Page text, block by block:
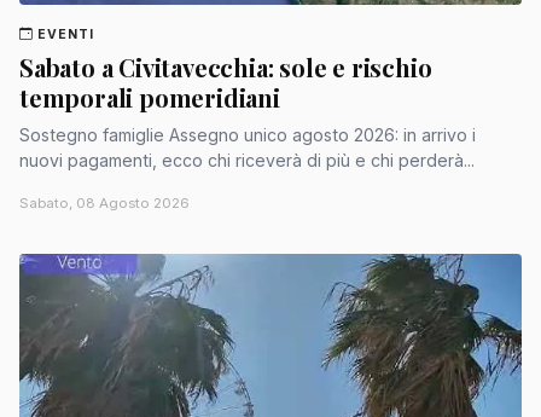
EVENTI
Sabato a Civitavecchia: sole e rischio
temporali pomeridiani
Sostegno famiglie Assegno unico agosto 2026: in arrivo i
nuovi pagamenti, ecco chi riceverà di più e chi perderà...
Sabato, 08 Agosto 2026